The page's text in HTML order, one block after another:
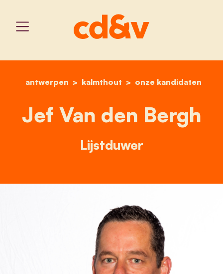
home
antwerpen kalmthout onze kandidaten
jef van den bergh
Jef Van den Bergh
Lijstduwer